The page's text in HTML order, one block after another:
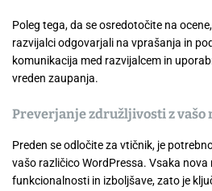
Poleg tega, da se osredotočite na
razvijalci odgovarjali na vprašanja in
komunikacija med razvijalcem in
vreden zaupanja.
Preverjanje združljivosti z vašo
Preden se odločite za vtičnik, je
vašo različico WordPressa. Vsaka
funkcionalnosti in izboljšave, zato je